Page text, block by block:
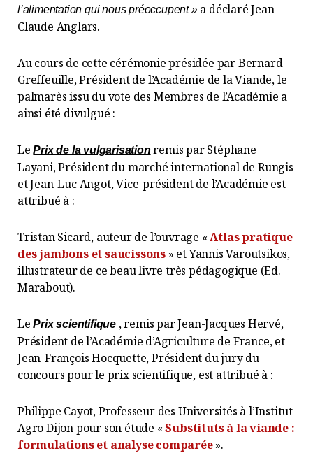
l’alimentation qui nous préoccupent » a déclaré Jean-
Claude Anglars.
Au cours de cette cérémonie présidée par Bernard
Greffeuille, Président de l’Académie de la Viande, le
palmarès issu du vote des Membres de l’Académie a
ainsi été divulgué :
LePrix de la vulgarisation remis par Stéphane
Layani, Président du marché international de Rungis
et Jean-Luc Angot, Vice-président de l’Académie est
attribué à :
Tristan Sicard, auteur de l’ouvrage «Atlas pratique
des jambons et saucissons » et Yannis Varoutsikos,
illustrateur de ce beau livre très pédagogique (Ed.
Marabout).
LePrix scientifique , remis par Jean-Jacques Hervé,
Président de l’Académie d’Agriculture de France, et
Jean-François Hocquette, Président du jury du
concours pour le prix scientifique, est attribué à :
Philippe Cayot, Professeur des Universités à l’Institut
Agro Dijon pour son étude «Substituts à la viande :
formulations et analyse comparée».